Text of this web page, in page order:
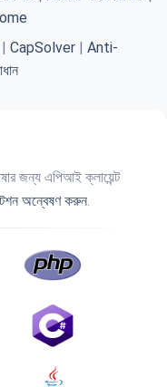
| CapSolver | Anti-
জন্য এপিআই ক্লায়েন্ট
অন্বেষণ করুন.